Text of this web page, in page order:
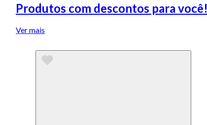
Produtos com descontos para você!
Ver mais